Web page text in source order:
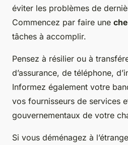
éviter les problèmes de
Commencez par faire une
tâches à accomplir.
Pensez à résilier ou à
d’assurance, de téléphone,
Informez également votre
vos fournisseurs de services
gouvernementaux de votre
Si vous déménagez à